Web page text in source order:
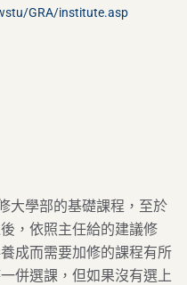
GRA/institute.asp
大學部的基礎課程，至於
，依照主任給的建議修
成而需要加修的課程有所
併選課，但如果沒有選上